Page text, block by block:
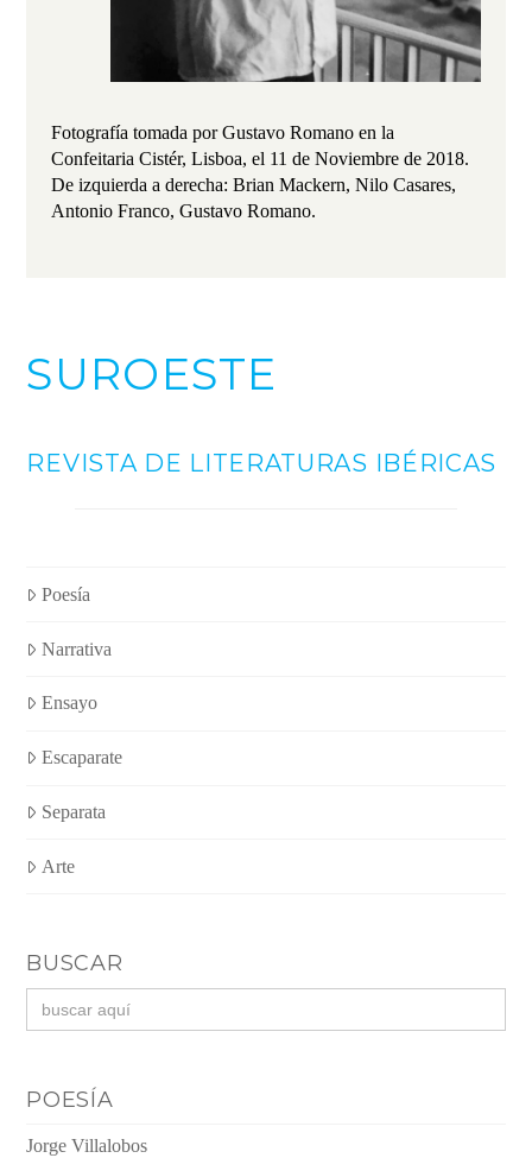
Fotografía tomada por Gustavo Romano en la
Confeitaria Cistér, Lisboa, el 11 de Noviembre de 2018.
De izquierda a derecha: Brian Mackern, Nilo Casares,
Antonio Franco, Gustavo Romano.
SUROESTE
REVISTA DE LITERATURAS IBÉRICAS
Poesía
Narrativa
Ensayo
Escaparate
Separata
Arte
BUSCAR
Buscar:
POESÍA
Jorge Villalobos